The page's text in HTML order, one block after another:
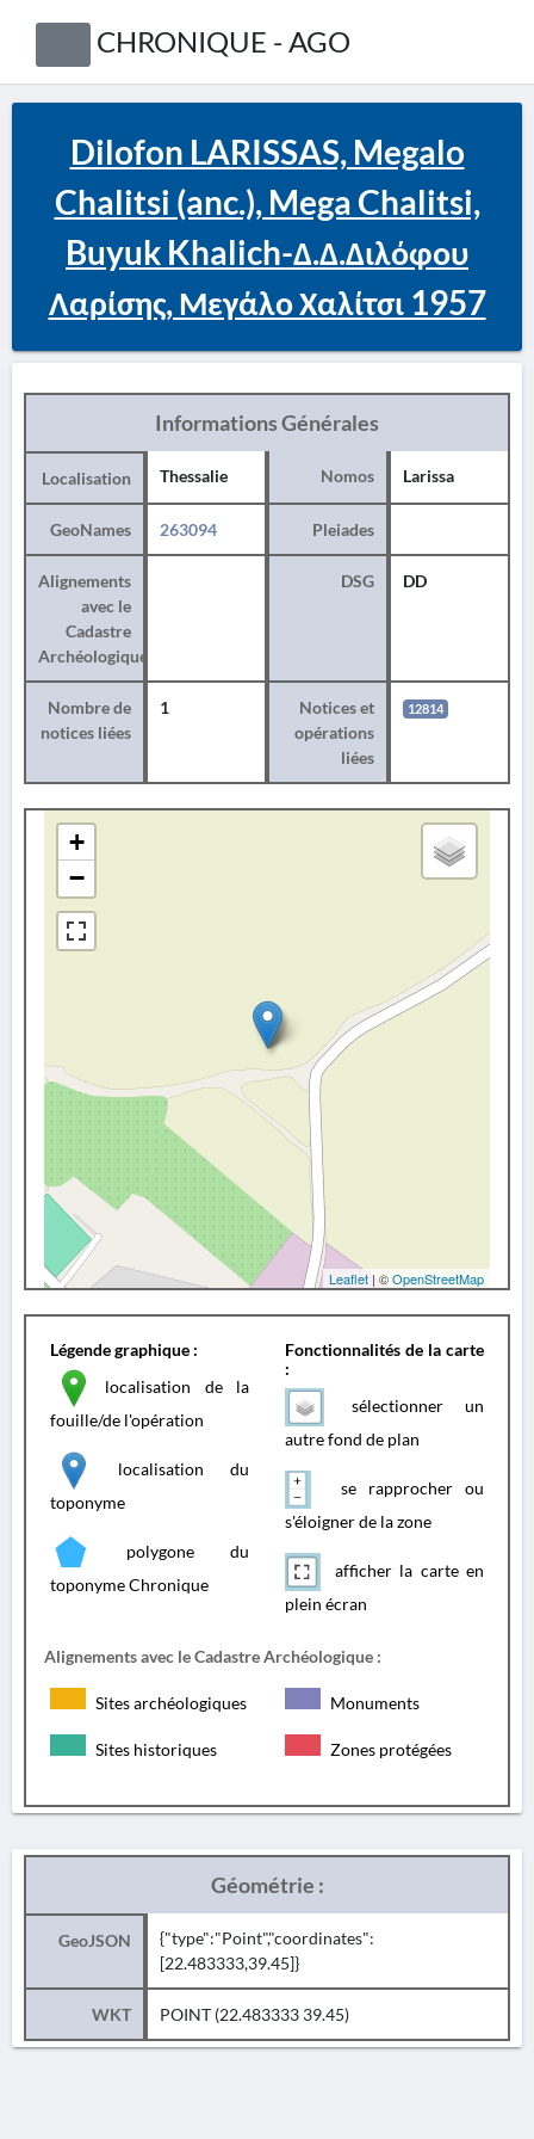
CHRONIQUE - AGO
Dilofon LARISSAS, Megalo
Chalitsi (anc.), Mega Chalitsi,
Buyuk Khalich-Δ.Δ.Διλόφου
Λαρίσης, Μεγάλο Χαλίτσι 1957
Informations Générales
Localisation Thessalie Nomos Larissa
GeoNames 263094 Pleiades
Alignements
avec le
Cadastre
Archéologique
DSG DD
Nombre de
notices liées
1
Notices et
opérations
liées
12814
+
−
Leaflet | ©OpenStreetMap
Légende graphique :
localisation de la
fouille/de l'opération
localisation du
toponyme
polygone du
toponyme Chronique
Fonctionnalités de la carte
:
sélectionner un
autre fond de plan
se rapprocher ou
s'éloigner de la zone
afficher la carte en
plein écran
Alignements avec le Cadastre Archéologique :
Sites archéologiques Monuments
Sites historiques Zones protégées
Géométrie :
GeoJSON
{"type":"Point","coordinates":
[22.483333,39.45]}
WKT POINT (22.483333 39.45)